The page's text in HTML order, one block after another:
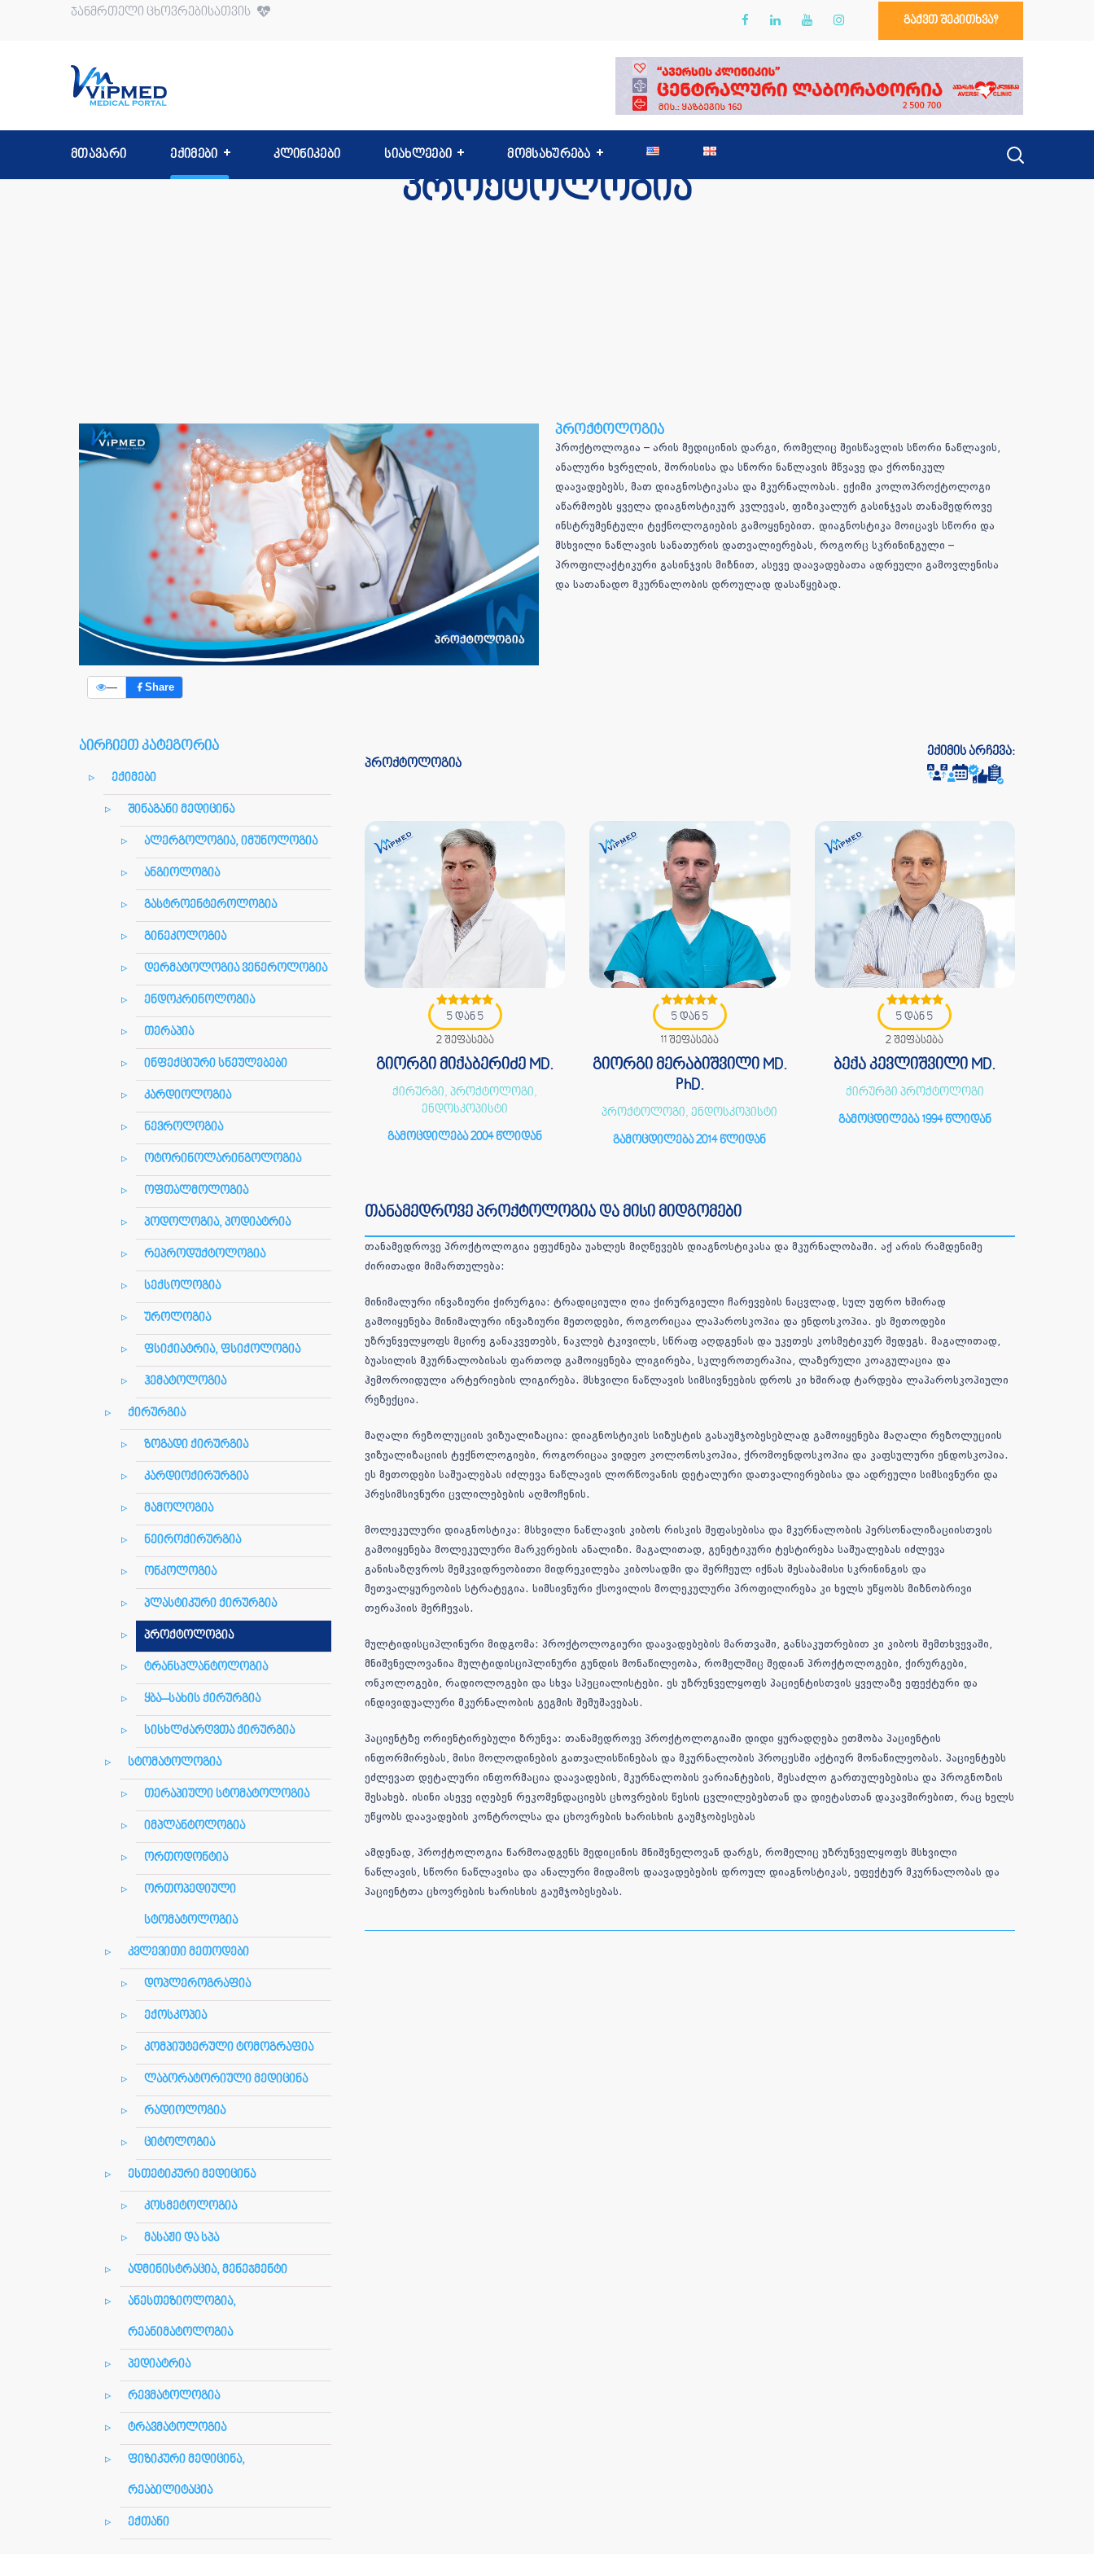
ჯანმრთელი ცხოვრებისათვის
გაქვთ შეკითხვა?
მთავარი ექიმები კლინიკები სიახლეები მომსახურება
პროქტოლოგია
— Share
პროქტოლოგია
პროქტოლოგია – არის მედიცინის დარგი, რომელიც შეისწავლის სწორი ნაწლავის,
ანალური ხვრელის, შორისისა და სწორი ნაწლავის მწვავე და ქრონიკულ
დაავადებებს, მათ დიაგნოსტიკასა და მკურნალობას. ექიმი კოლოპროქტოლოგი
აწარმოებს ყველა დიაგნოსტიკურ კვლევას, ფიზიკალურ გასინჯვას თანამედროვე
ინსტრუმენტული ტექნოლოგიების გამოყენებით. დიაგნოსტიკა მოიცავს სწორი და
მსხვილი ნაწლავის სანათურის დათვალიერებას, როგორც სკრინინგული –
პროფილაქტიკური გასინჯვის მიზნით, ასევე დაავადებათა ადრეული გამოვლენისა
და სათანადო მკურნალობის დროულად დასაწყებად.
აირჩიეთ კატეგორია
ექიმები
შინაგანი მედიცინა
ალერგოლოგია, იმუნოლოგია
ანგიოლოგია
გასტროენტეროლოგია
გინეკოლოგია
დერმატოლოგია ვენეროლოგია
ენდოკრინოლოგია
თერაპია
ინფექციური სნეულებები
კარდიოლოგია
ნევროლოგია
ოტორინოლარინგოლოგია
ოფთალმოლოგია
პოდოლოგია, პოდიატრია
რეპროდუქტოლოგია
სექსოლოგია
უროლოგია
ფსიქიატრია, ფსიქოლოგია
ჰემატოლოგია
ქირურგია
ზოგადი ქირურგია
კარდიოქირურგია
მამოლოგია
ნეიროქირურგია
ონკოლოგია
პლასტიკური ქირურგია
პროქტოლოგია
ტრანსპლანტოლოგია
ყბა–სახის ქირურგია
სისხლძარღვთა ქირურგია
სტომატოლოგია
თერაპიული სტომატოლოგია
იმპლანტოლოგია
ორთოდონტია
ორთოპედიული
სტომატოლოგია
კვლევითი მეთოდები
დოპლეროგრაფია
ექოსკოპია
კომპიუტერული ტომოგრაფია
ლაბორატორიული მედიცინა
რადიოლოგია
ციტოლოგია
ესთეტიკური მედიცინა
კოსმეტოლოგია
მასაჟი და სპა
ადმინისტრაცია, მენეჯმენტი
ანესთეზიოლოგია,
რეანიმატოლოგია
პედიატრია
რევმატოლოგია
ტრავმატოლოგია
ფიზიკური მედიცინა,
რეაბილიტაცია
ექთანი
პროქტოლოგია
ექიმის არჩევა:
5 დან 5
2 შეფასება
გიორგი მიქაბერიძე MD.
ქირურგი, პროქტოლოგი,
ენდოსკოპისტი
გამოცდილება 2004 წლიდან
5 დან 5
11 შეფასება
გიორგი მერაბიშვილი MD.
PhD.
პროქტოლოგი, ენდოსკოპისტი
გამოცდილება 2014 წლიდან
5 დან 5
2 შეფასება
ბექა კევლიშვილი MD.
ქირურგი პროქტოლოგი
გამოცდილება 1994 წლიდან
თანამედროვე პროქტოლოგია და მისი მიდგომები
თანამედროვე პროქტოლოგია ეფუძნება უახლეს მიღწევებს დიაგნოსტიკასა და მკურნალობაში. აქ არის რამდენიმე
ძირითადი მიმართულება:
მინიმალური ინვაზიური ქირურგია: ტრადიციული ღია ქირურგიული ჩარევების ნაცვლად, სულ უფრო ხშირად
გამოიყენება მინიმალური ინვაზიური მეთოდები, როგორიცაა ლაპაროსკოპია და ენდოსკოპია. ეს მეთოდები
უზრუნველყოფს მცირე განაკვეთებს, ნაკლებ ტკივილს, სწრაფ აღდგენას და უკეთეს კოსმეტიკურ შედეგს. მაგალითად,
ბუასილის მკურნალობისას ფართოდ გამოიყენება ლიგირება, სკლეროთერაპია, ლაზერული კოაგულაცია და
ჰემოროიდული არტერიების ლიგირება. მსხვილი ნაწლავის სიმსივნეების დროს კი ხშირად ტარდება ლაპაროსკოპიული
რეზექცია.
მაღალი რეზოლუციის ვიზუალიზაცია: დიაგნოსტიკის სიზუსტის გასაუმჯობესებლად გამოიყენება მაღალი რეზოლუციის
ვიზუალიზაციის ტექნოლოგიები, როგორიცაა ვიდეო კოლონოსკოპია, ქრომოენდოსკოპია და კაფსულური ენდოსკოპია.
ეს მეთოდები საშუალებას იძლევა ნაწლავის ლორწოვანის დეტალური დათვალიერებისა და ადრეული სიმსივნური და
პრესიმსივნური ცვლილებების აღმოჩენის.
მოლეკულური დიაგნოსტიკა: მსხვილი ნაწლავის კიბოს რისკის შეფასებისა და მკურნალობის პერსონალიზაციისთვის
გამოიყენება მოლეკულური მარკერების ანალიზი. მაგალითად, გენეტიკური ტესტირება საშუალებას იძლევა
განისაზღვროს მემკვიდრეობითი მიდრეკილება კიბოსადმი და შერჩეულ იქნას შესაბამისი სკრინინგის და
მეთვალყურეობის სტრატეგია. სიმსივნური ქსოვილის მოლეკულური პროფილირება კი ხელს უწყობს მიზნობრივი
თერაპიის შერჩევას.
მულტიდისციპლინური მიდგომა: პროქტოლოგიური დაავადებების მართვაში, განსაკუთრებით კი კიბოს შემთხვევაში,
მნიშვნელოვანია მულტიდისციპლინური გუნდის მონაწილეობა, რომელშიც შედიან პროქტოლოგები, ქირურგები,
ონკოლოგები, რადიოლოგები და სხვა სპეციალისტები. ეს უზრუნველყოფს პაციენტისთვის ყველაზე ეფექტური და
ინდივიდუალური მკურნალობის გეგმის შემუშავებას.
პაციენტზე ორიენტირებული ზრუნვა: თანამედროვე პროქტოლოგიაში დიდი ყურადღება ეთმობა პაციენტის
ინფორმირებას, მისი მოლოდინების გათვალისწინებას და მკურნალობის პროცესში აქტიურ მონაწილეობას. პაციენტებს
ეძლევათ დეტალური ინფორმაცია დაავადების, მკურნალობის ვარიანტების, შესაძლო გართულებებისა და პროგნოზის
შესახებ. ისინი ასევე იღებენ რეკომენდაციებს ცხოვრების წესის ცვლილებებთან და დიეტასთან დაკავშირებით, რაც ხელს
უწყობს დაავადების კონტროლსა და ცხოვრების ხარისხის გაუმჯობესებას
ამდენად, პროქტოლოგია წარმოადგენს მედიცინის მნიშვნელოვან დარგს, რომელიც უზრუნველყოფს მსხვილი
ნაწლავის, სწორი ნაწლავისა და ანალური მიდამოს დაავადებების დროულ დიაგნოსტიკას, ეფექტურ მკურნალობას და
პაციენტთა ცხოვრების ხარისხის გაუმჯობესებას.